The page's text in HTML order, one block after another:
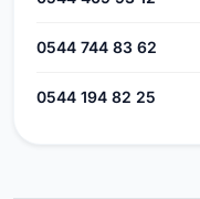
0544 744 83 62
0544 194 82 25